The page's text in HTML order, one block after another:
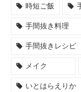
時短ご飯
手間抜き料理
手間抜きレシピ
メイク
いとはらえりか